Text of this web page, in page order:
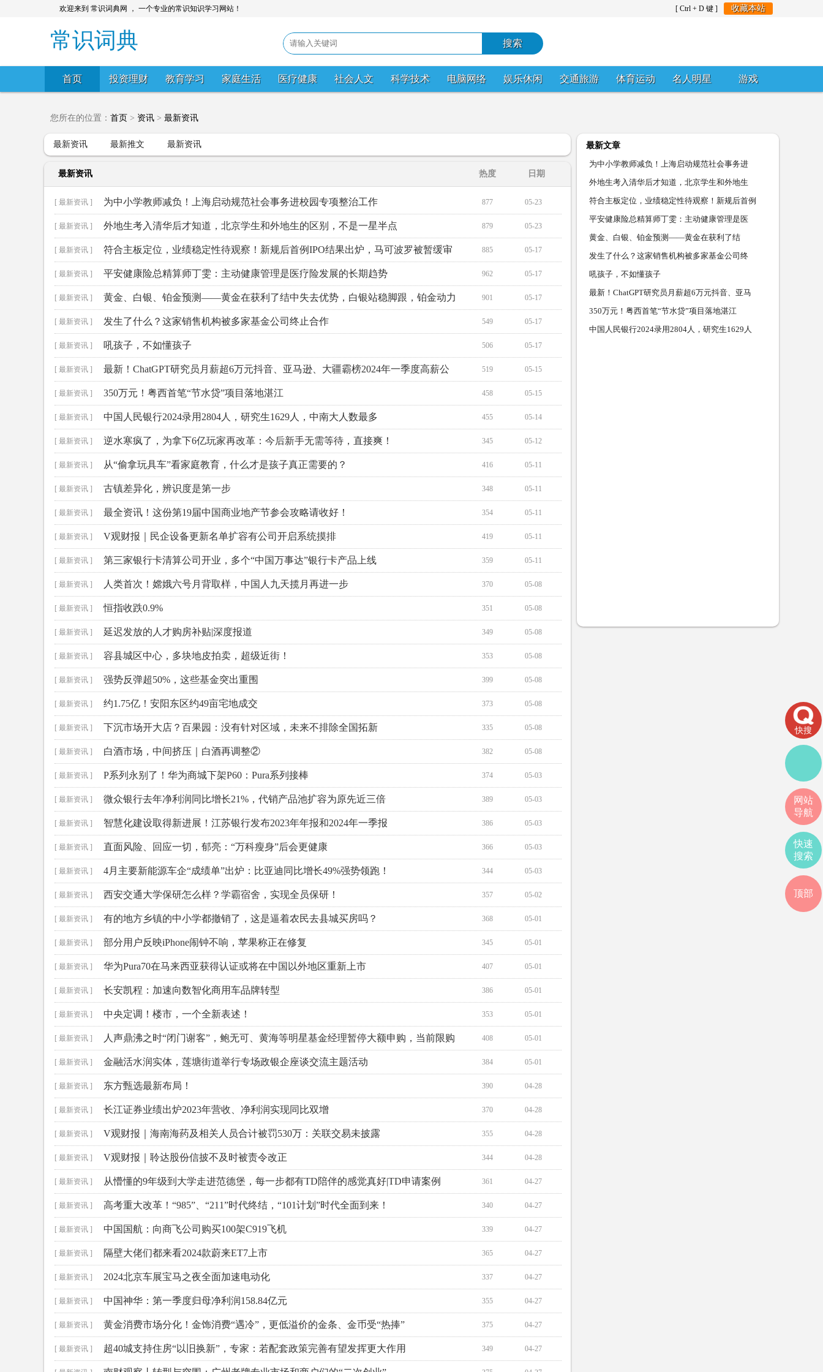
欢迎来到 常识词典网 ， 一个专业的常识知识学习网站！ [ Ctrl + D 键 ] 收藏本站
常识词典
首页 投资理财 教育学习 家庭生活 医疗健康 社会人文 科学技术 电脑网络 娱乐休闲 交通旅游 体育运动 名人明星 游戏
您所在的位置： 首页 > 资讯 > 最新资讯
最新资讯 最新推文 最新资讯
最新资讯 日期
热度
[ 最新资讯 ] 为中小学教师减负！上海启动规范社会事务进校园专项整治工作 05-23
877
[ 最新资讯 ] 外地生考入清华后才知道，北京学生和外地生的区别，不是一星半点 05-23
879
[ 最新资讯 ] 符合主板定位，业绩稳定性待观察！新规后首例IPO结果出炉，马可波罗被暂缓审
议
05-17
885
[ 最新资讯 ] 平安健康险总精算师丁雯：主动健康管理是医疗险发展的长期趋势 05-17
962
[ 最新资讯 ] 黄金、白银、铂金预测——黄金在获利了结中失去优势，白银站稳脚跟，铂金动力
不足
05-17
901
[ 最新资讯 ] 发生了什么？这家销售机构被多家基金公司终止合作 05-17
549
[ 最新资讯 ] 吼孩子，不如懂孩子 05-17
506
[ 最新资讯 ] 最新！ChatGPT研究员月薪超6万元抖音、亚马逊、大疆霸榜2024年一季度高薪公
司前三
05-15
519
[ 最新资讯 ] 350万元！粤西首笔“节水贷”项目落地湛江 05-15
458
[ 最新资讯 ] 中国人民银行2024录用2804人，研究生1629人，中南大人数最多 05-14
455
[ 最新资讯 ] 逆水寒疯了，为拿下6亿玩家再改革：今后新手无需等待，直接爽！ 05-12
345
[ 最新资讯 ] 从“偷拿玩具车”看家庭教育，什么才是孩子真正需要的？ 05-11
416
[ 最新资讯 ] 古镇差异化，辨识度是第一步 05-11
348
[ 最新资讯 ] 最全资讯！这份第19届中国商业地产节参会攻略请收好！ 05-11
354
[ 最新资讯 ] V观财报｜民企设备更新名单扩容有公司开启系统摸排 05-11
419
[ 最新资讯 ] 第三家银行卡清算公司开业，多个“中国万事达”银行卡产品上线 05-11
359
[ 最新资讯 ] 人类首次！嫦娥六号月背取样，中国人九天揽月再进一步 05-08
370
[ 最新资讯 ] 恒指收跌0.9% 05-08
351
[ 最新资讯 ] 延迟发放的人才购房补贴|深度报道 05-08
349
[ 最新资讯 ] 容县城区中心，多块地皮拍卖，超级近街！ 05-08
353
[ 最新资讯 ] 强势反弹超50%，这些基金突出重围 05-08
399
[ 最新资讯 ] 约1.75亿！安阳东区约49亩宅地成交 05-08
373
[ 最新资讯 ] 下沉市场开大店？百果园：没有针对区域，未来不排除全国拓新 05-08
335
[ 最新资讯 ] 白酒市场，中间挤压｜白酒再调整② 05-08
382
[ 最新资讯 ] P系列永别了！华为商城下架P60：Pura系列接棒 05-03
374
[ 最新资讯 ] 微众银行去年净利润同比增长21%，代销产品池扩容为原先近三倍 05-03
389
[ 最新资讯 ] 智慧化建设取得新进展！江苏银行发布2023年年报和2024年一季报 05-03
386
[ 最新资讯 ] 直面风险、回应一切，郁亮：“万科瘦身”后会更健康 05-03
366
[ 最新资讯 ] 4月主要新能源车企“成绩单”出炉：比亚迪同比增长49%强势领跑！ 05-03
344
[ 最新资讯 ] 西安交通大学保研怎么样？学霸宿舍，实现全员保研！ 05-02
357
[ 最新资讯 ] 有的地方乡镇的中小学都撤销了，这是逼着农民去县城买房吗？ 05-01
368
[ 最新资讯 ] 部分用户反映iPhone闹钟不响，苹果称正在修复 05-01
345
[ 最新资讯 ] 华为Pura70在马来西亚获得认证或将在中国以外地区重新上市 05-01
407
[ 最新资讯 ] 长安凯程：加速向数智化商用车品牌转型 05-01
386
[ 最新资讯 ] 中央定调！楼市，一个全新表述！ 05-01
353
[ 最新资讯 ] 人声鼎沸之时“闭门谢客”，鲍无可、黄海等明星基金经理暂停大额申购，当前限购
的还有这些名将
05-01
408
[ 最新资讯 ] 金融活水润实体，莲塘街道举行专场政银企座谈交流主题活动 05-01
384
[ 最新资讯 ] 东方甄选最新布局！ 04-28
390
[ 最新资讯 ] 长江证券业绩出炉2023年营收、净利润实现同比双增 04-28
370
[ 最新资讯 ] V观财报｜海南海药及相关人员合计被罚530万：关联交易未披露 04-28
355
[ 最新资讯 ] V观财报｜聆达股份信披不及时被责令改正 04-28
344
[ 最新资讯 ] 从懵懂的9年级到大学走进范德堡，每一步都有TD陪伴的感觉真好|TD申请案例 04-27
361
[ 最新资讯 ] 高考重大改革！“985”、“211”时代终结，“101计划”时代全面到来！ 04-27
340
[ 最新资讯 ] 中国国航：向商飞公司购买100架C919飞机 04-27
339
[ 最新资讯 ] 隔壁大佬们都来看2024款蔚来ET7上市 04-27
365
[ 最新资讯 ] 2024北京车展宝马之夜全面加速电动化 04-27
337
[ 最新资讯 ] 中国神华：第一季度归母净利润158.84亿元 04-27
355
[ 最新资讯 ] 黄金消费市场分化！金饰消费“遇冷”，更低溢价的金条、金币受“热捧” 04-27
375
[ 最新资讯 ] 超40城支持住房“以旧换新”，专家：若配套政策完善有望发挥更大作用 04-27
349
最新文章
为中小学教师减负！上海启动规范社会事务进
外地生考入清华后才知道，北京学生和外地生
符合主板定位，业绩稳定性待观察！新规后首例
平安健康险总精算师丁雯：主动健康管理是医
黄金、白银、铂金预测——黄金在获利了结
发生了什么？这家销售机构被多家基金公司终
吼孩子，不如懂孩子
最新！ChatGPT研究员月薪超6万元抖音、亚马
350万元！粤西首笔“节水贷”项目落地湛江
中国人民银行2024录用2804人，研究生1629人
快搜
网站
导航
快速
搜索
顶部